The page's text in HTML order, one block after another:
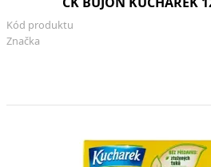
Značka
Kód produktu